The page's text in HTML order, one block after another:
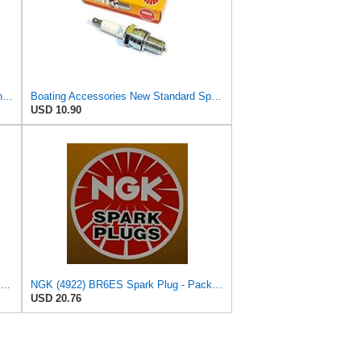
NGK SPARK PLUGS (USA) 4922 Standard Spark Plug - BR6ES, 1 Pack
Boating Accessories New Standard Spark Plugs ngk Spark Plugs 4922 Model # 4922 Standard
USD 10.90
24 Pack BR6ES Spark Plug Stock # 4922
NGK (4922) BR6ES Spark Plug - Pack of 4
USD 20.76